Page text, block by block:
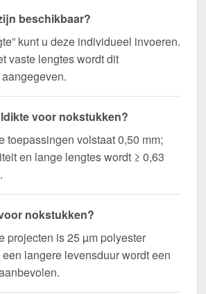
beschikbaar?
kunt u deze individueel invoeren.
vaste lengtes wordt dit
voor nokstukken?
toepassingen volstaat 0,50 mm;
en lange lengtes wordt ≥ 0,63
nokstukken?
projecten is 25 µm polyester
langere levensduur wordt een